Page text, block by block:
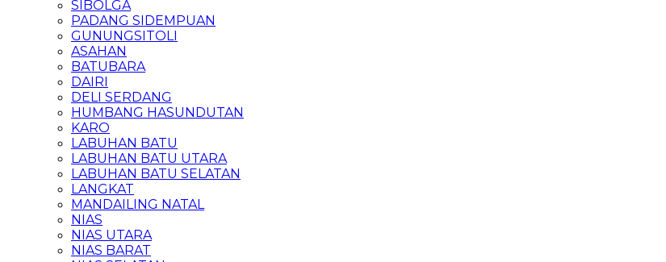
SIBOLGA
PADANG SIDEMPUAN
GUNUNGSITOLI
ASAHAN
BATUBARA
DAIRI
DELI SERDANG
HUMBANG HASUNDUTAN
KARO
LABUHAN BATU
LABUHAN BATU UTARA
LABUHAN BATU SELATAN
LANGKAT
MANDAILING NATAL
NIAS
NIAS UTARA
NIAS BARAT